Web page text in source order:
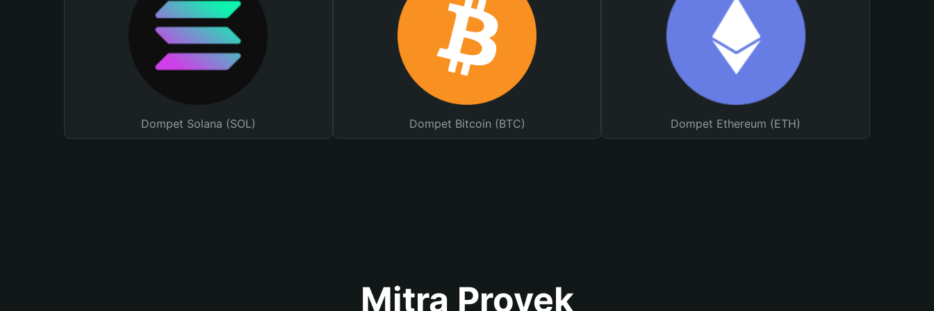
Dompet Solana (SOL) Dompet Bitcoin (BTC) Dompet Ethereum (ETH)
Mitra Proyek